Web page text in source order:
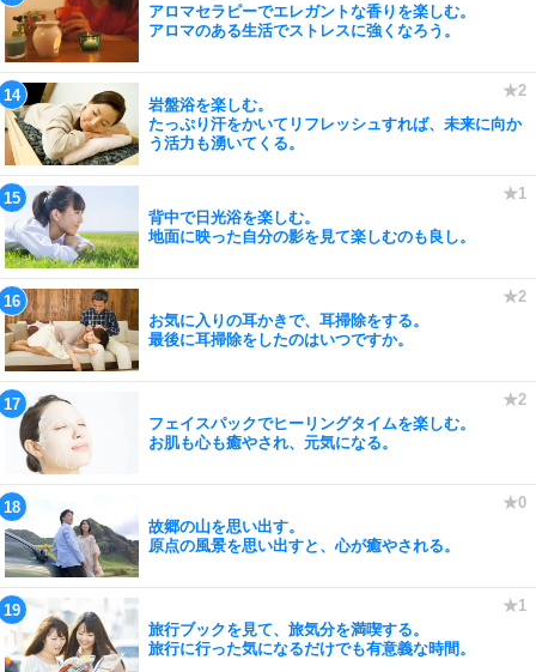
アロマセラピーでエレガントな香りを楽しむ。
アロマのある生活でストレスに強くなろう。
岩盤浴を楽しむ。
たっぷり汗をかいてリフレッシュすれば、未来に向か
う活力も湧いてくる。
背中で日光浴を楽しむ。
地面に映った自分の影を見て楽しむのも良し。
お気に入りの耳かきで、耳掃除をする。
最後に耳掃除をしたのはいつですか。
フェイスパックでヒーリングタイムを楽しむ。
お肌も心も癒やされ、元気になる。
故郷の山を思い出す。
原点の風景を思い出すと、心が癒やされる。
旅行ブックを見て、旅気分を満喫する。
旅行に行った気になるだけでも有意義な時間。